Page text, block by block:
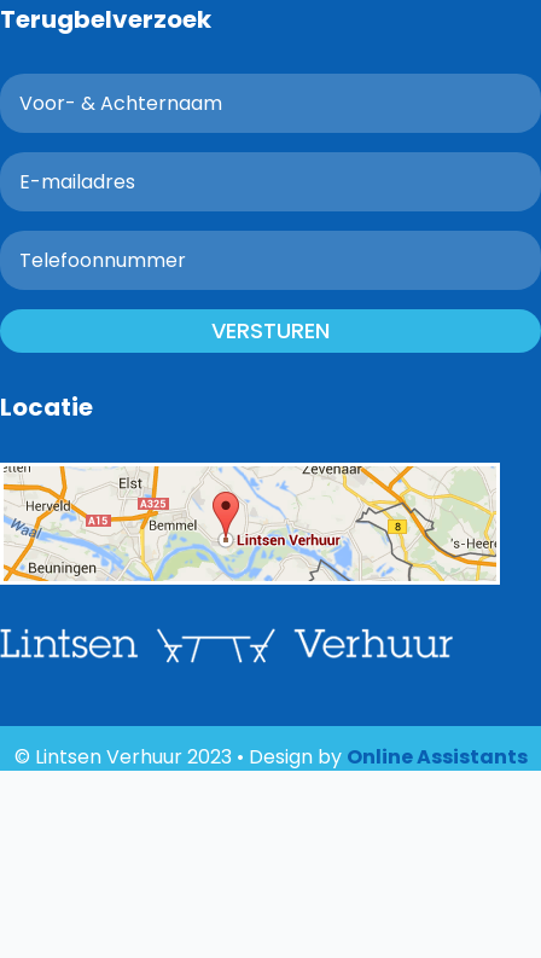
Terugbelverzoek
VERSTUREN
Locatie
© Lintsen Verhuur 2023 • Design by Online Assistants